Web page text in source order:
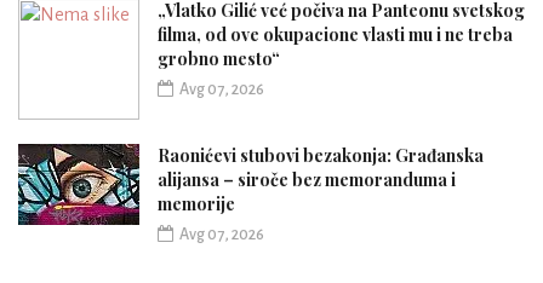
„Vlatko Gilić već počiva na Panteonu svetskog
filma, od ove okupacione vlasti mu i ne treba
grobno mesto“
Avg 07, 2026
Raonićevi stubovi bezakonja: Građanska
alijansa – siroče bez memoranduma i
memorije
Avg 07, 2026